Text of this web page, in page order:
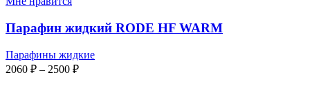
Парафин жидкий RODE HF WARM
Парафины жидкие
2060 ₽ – 2500 ₽Диапазон